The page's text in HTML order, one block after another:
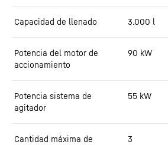
Capacidad de llenado 3.000 l
Potencia del motor de
accionamiento
90 kW
Potencia sistema de
agitador
55 kW
Cantidad máxima de
3